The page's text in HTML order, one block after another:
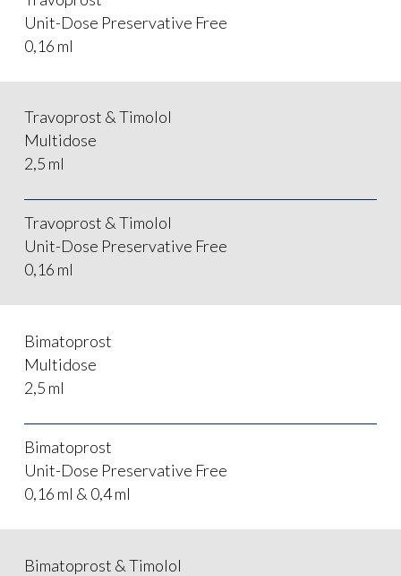
Unit-Dose Preservative Free
0,16 ml
Travoprost & Timolol
Multidose
2,5 ml
Travoprost & Timolol
Unit-Dose Preservative Free
0,16 ml
Bimatoprost
Multidose
2,5 ml
Bimatoprost
Unit-Dose Preservative Free
0,16 ml & 0,4 ml
Bimatoprost & Timolol
Dispositivi Medici
Contatti